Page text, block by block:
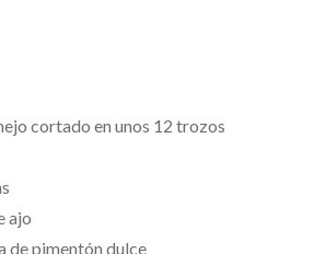
cortado en unos 12 trozos
ajo
de pimentón dulce